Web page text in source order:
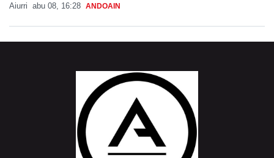
Aiurri abu 08, 16:28 ANDOAIN